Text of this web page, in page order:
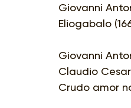
Giovanni
Eliogabalo
Giovanni
Claudio
Crudo amor